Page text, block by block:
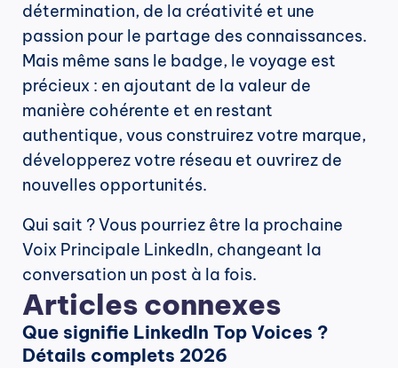
détermination, de la créativité et une
passion pour le partage des connaissances.
Mais même sans le badge, le voyage est
précieux : en ajoutant de la valeur de
manière cohérente et en restant
authentique, vous construirez votre marque,
développerez votre réseau et ouvrirez de
nouvelles opportunités.
Qui sait ? Vous pourriez être la prochaine
Voix Principale LinkedIn, changeant la
conversation un post à la fois.
Articles connexes
Que signifie LinkedIn Top Voices ?
Détails complets 2026